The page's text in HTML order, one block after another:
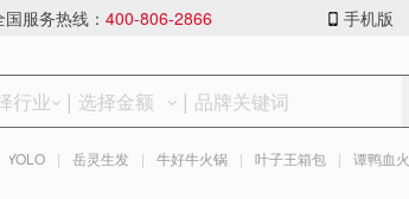
国服务热线： 400-806-2866 手机版
| |
| 岳灵生发 | 牛好牛火锅 | 叶子王箱包 | 谭鸭血火锅 |